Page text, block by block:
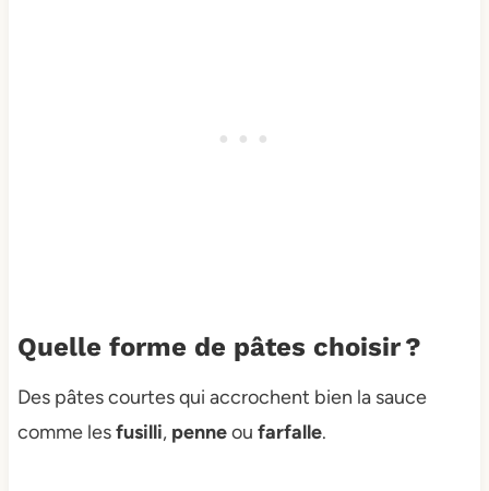
Quelle forme de pâtes choisir ?
Des pâtes courtes qui accrochent bien la sauce
comme lesfusilli, penneou farfalle.